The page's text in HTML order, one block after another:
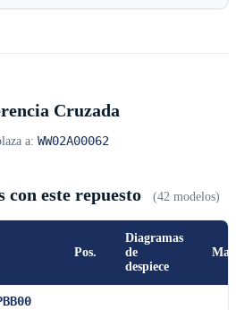
Cruzada
a: WW02A00062
con este repuesto (42 modelos)
Pos.
Diagramas
de
despiece